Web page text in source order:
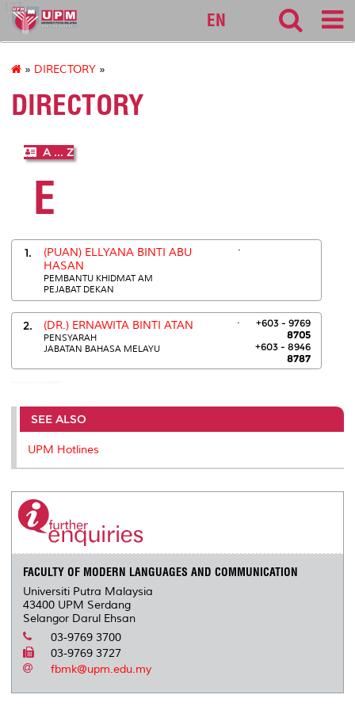
127
EN
» DIRECTORY »
DIRECTORY
A ... Z
E
1.
(PUAN) ELLYANA BINTI ABU
HASAN
PEMBANTU KHIDMAT AM
PEJABAT DEKAN
.
2. (DR.) ERNAWITA BINTI ATAN
PENSYARAH
JABATAN BAHASA MELAYU
.
+603 - 9769
8705
+603 - 8946
8787
SEE ALSO
UPM Hotlines
FACULTY OF MODERN LANGUAGES AND COMMUNICATION
Universiti Putra Malaysia
43400 UPM Serdang
Selangor Darul Ehsan
03-9769 3700
03-9769 3727
fbmk@upm.edu.my